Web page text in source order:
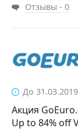
Отзывы - 0
До
Акция
Up to 84% off